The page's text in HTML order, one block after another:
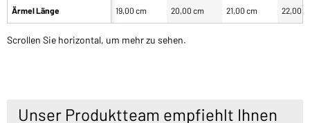
Ärmel Länge 19,00 cm 20,00 cm 21,00 cm 22,00
Scrollen Sie horizontal, um mehr zu sehen.
Unser Produktteam empfiehlt Ihnen